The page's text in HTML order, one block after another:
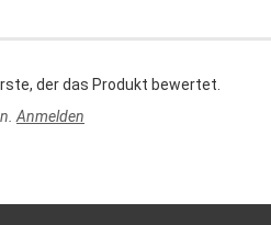
der das Produkt bewertet.
Anmelden